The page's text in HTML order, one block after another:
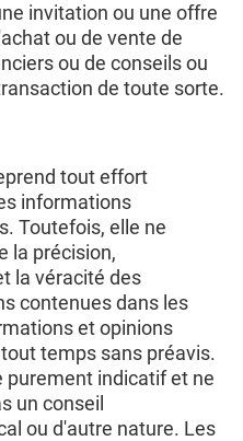
invitation ou une offre
ou de vente de
ou de conseils ou
de toute sorte.
tout effort
informations
Toutefois, elle ne
la précision,
la véracité des
contenues dans les
et opinions
temps sans préavis.
purement indicatif et ne
un conseil
ou d'autre nature. Les